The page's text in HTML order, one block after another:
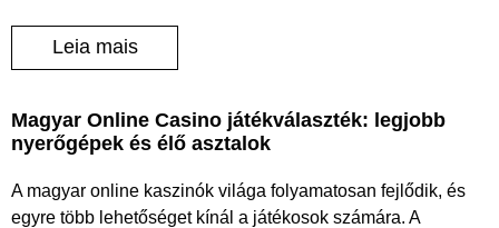
Leia mais
Magyar Online Casino játékválaszték: legjobb
nyerőgépek és élő asztalok
A magyar online kaszinók világa folyamatosan fejlődik, és
egyre több lehetőséget kínál a játékosok számára. A